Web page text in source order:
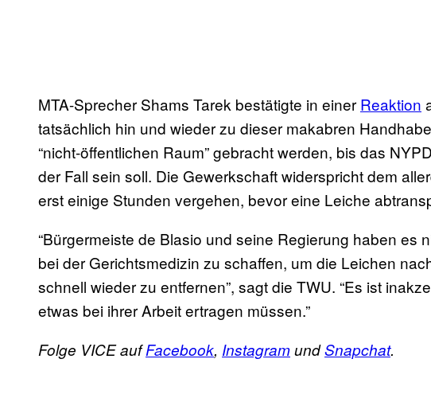
MTA-Sprecher Shams Tarek bestätigte in einer Reaktion
tatsächlich hin und wieder zu dieser makabren
“nicht-öffentlichen Raum” gebracht werden, bis das
der Fall sein soll. Die Gewerkschaft widerspricht dem
erst einige Stunden vergehen, bevor eine Leiche
“Bürgermeiste de Blasio und seine Regierung haben es
bei der Gerichtsmedizin zu schaffen, um die Leichen
schnell wieder zu entfernen”, sagt die TWU. “Es ist
etwas bei ihrer Arbeit ertragen müssen.”
Folge VICE aufFacebook, InstagramundSnapchat.